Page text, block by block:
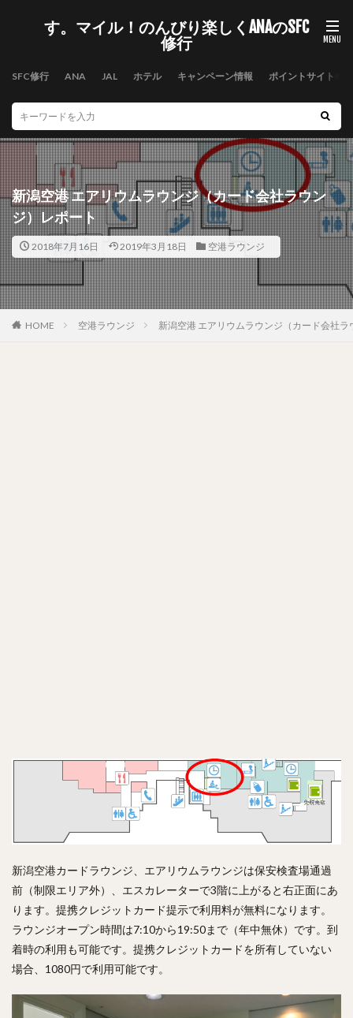
す。マイル！のんびり楽しくANAのSFC
修行
SFC修行 ANA JAL ホテル キャンペーン情報 ポイントサイト
新潟空港 エアリウムラウンジ（カード会社ラウン
ジ）レポート
2018年7月16日 2019年3月18日 空港ラウンジ
HOME 空港ラウンジ 新潟空港 エアリウムラウンジ（カード会社
新潟空港カードラウンジ、エアリウムラウンジは保安検査場通過
前（制限エリア外）、エスカレーターで3階に上がると右正面にあ
ります。提携クレジットカード提示で利用料が無料になります。
ラウンジオープン時間は7:10から19:50まで（年中無休）です。到
着時の利用も可能です。提携クレジットカードを所有していない
場合、1080円で利用可能です。